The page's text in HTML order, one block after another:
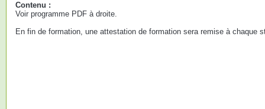
Contenu :
Voir programme PDF à droite.
En fin de formation, une attestation de formation sera remise à chaque